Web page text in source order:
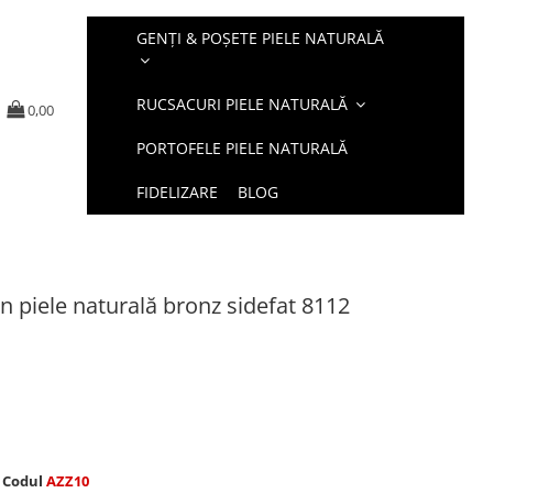
0,00
GENȚI & POȘETE PIELE NATURALĂ
RUCSACURI PIELE NATURALĂ
PORTOFELE PIELE NATURALĂ
FIDELIZARE BLOG
piele naturală bronz sidefat 8112
Codul AZZ10